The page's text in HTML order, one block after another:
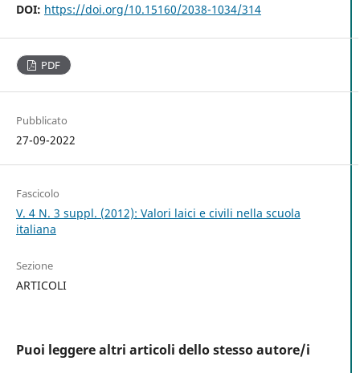
DOI: https://doi.org/10.15160/2038-1034/314
PDF
Pubblicato
27-09-2022
Fascicolo
V. 4 N. 3 suppl. (2012): Valori laici e civili nella scuola
italiana
Sezione
ARTICOLI
Puoi leggere altri articoli dello stesso autore/i